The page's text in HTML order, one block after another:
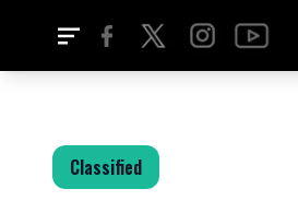
Classified